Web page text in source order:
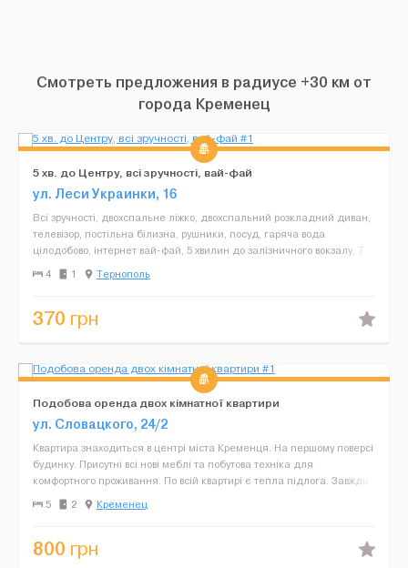
Смотреть предложения в радиусе +30 км от
города Кременец
5 хв. до Центру, всі зручності, вай-фай
ул. Леси Украинки, 16
Всі зручності, двохспальне ліжко, двохспальний розкладний диван,
телевізор, постільна білизна, рушники, посуд, гаряча вода
цілодобово, інтернет вай-фай, 5 хвилин до залізничного вокзалу, 7
хвилин до центральної площі, Поряд зупинк...
4 1 Тернополь
370 грн
Подобова оренда двох кімнатної квартири
ул. Словацкого, 24/2
Квартира знаходиться в центрі міста Кременця. На першому поверсі
будинку. Присутні всі нові меблі та побутова техніка для
комфортного проживання. По всій квартирі є тепла підлога. Завжди
чиста постільна білизна та рушники. В доста...
5 2 Кременец
800 грн